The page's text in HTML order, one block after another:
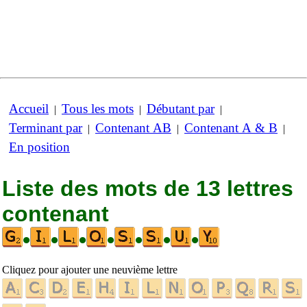
Accueil | Tous les mots | Débutant par|
Terminant par| Contenant AB | Contenant A & B |
En position
Liste des mots de 13 lettres
contenant
•
• • • • • •
Cliquez pour ajouter une neuvième lettre